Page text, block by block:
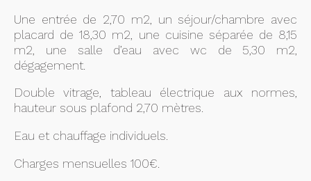
Une entrée de 2,70 m2, un séjour/chambre avec
placard de 18,30 m2, une cuisine séparée de 8,15
m2, une salle d’eau avec wc de 5,30 m2,
dégagement.
Double vitrage, tableau électrique aux normes,
hauteur sous plafond 2,70 mètres.
Eau et chauffage individuels.
Charges mensuelles 100€.